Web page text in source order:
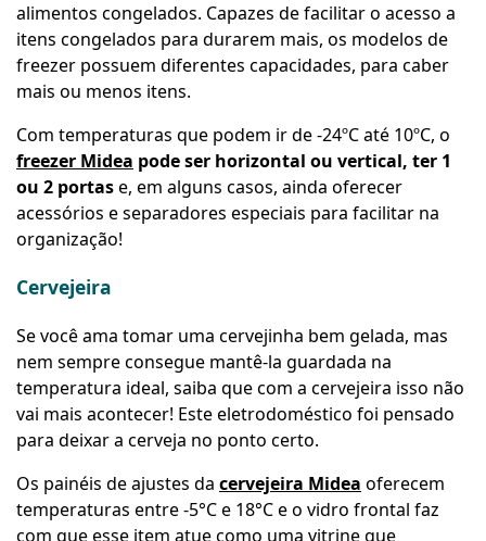
alimentos congelados. Capazes de facilitar o acesso a
itens congelados para durarem mais, os modelos de
freezer possuem diferentes capacidades, para caber
mais ou menos itens.
Com temperaturas que podem ir de -24ºC até 10ºC, o
freezer Midea pode ser horizontal ou vertical, ter 1
ou 2 portase, em alguns casos, ainda oferecer
acessórios e separadores especiais para facilitar na
organização!
Cervejeira
Se você ama tomar uma cervejinha bem gelada, mas
nem sempre consegue mantê-la guardada na
temperatura ideal, saiba que com a cervejeira isso não
vai mais acontecer! Este eletrodoméstico foi pensado
para deixar a cerveja no ponto certo.
Os painéis de ajustes da cervejeira Midea oferecem
temperaturas entre -5°C e 18°C e o vidro frontal faz
com que esse item atue como uma vitrine que